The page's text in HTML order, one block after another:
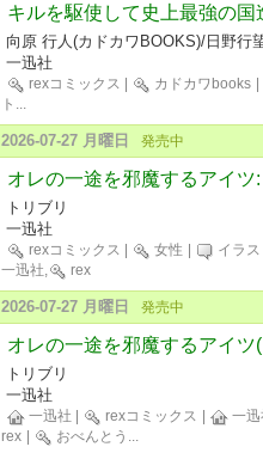
キルを駆使して史上最強の
向原 行人(カドカワBOOKS)/日野行
一迅社
rexコミックス カドカワbooks
ト ...
2026-07-27 月曜日 発売中
オレの一途を邪魔するアイ
トリブリ
一迅社
rexコミックス 女性
イラ
一迅社,
rex
2026-07-27 月曜日 発売中
オレの一途を邪魔するアイツ
トリブリ
一迅社
一迅社 rexコミックス
一迅
rex
おべんとう ...